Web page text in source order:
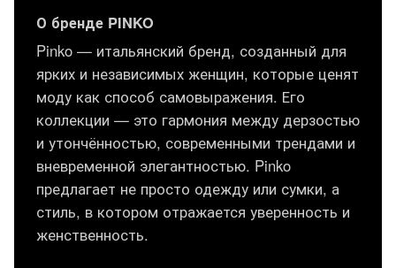
О бренде PINKO
Pinko — итальянский бренд, созданный для
ярких и независимых женщин, которые ценят
моду как способ самовыражения. Его
коллекции — это гармония между дерзостью
и утончённостью, современными трендами и
вневременной элегантностью. Pinko
предлагает не просто одежду или сумки, а
стиль, в котором отражается уверенность и
женственность.